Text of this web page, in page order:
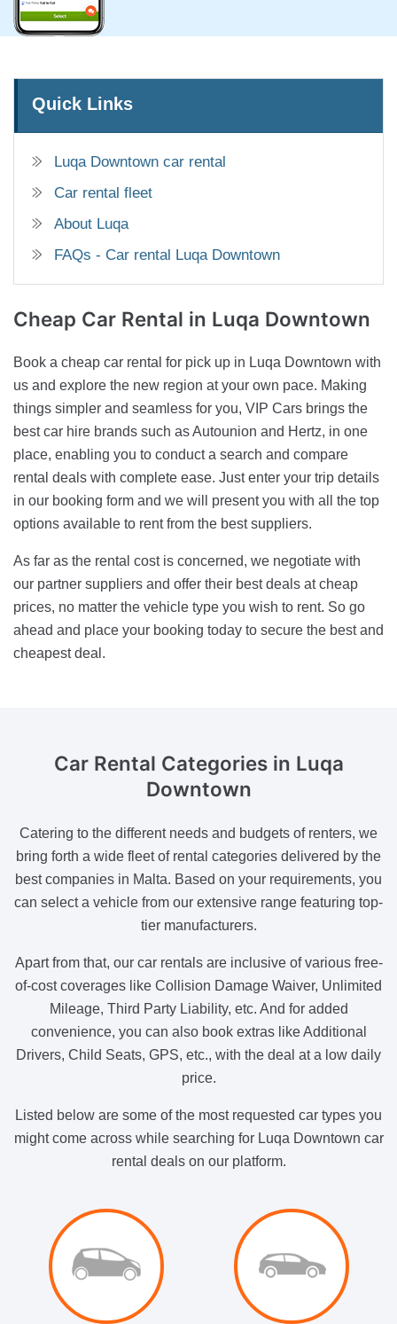
Quick Links
Luqa Downtown car rental
Car rental fleet
About Luqa
FAQs - Car rental Luqa Downtown
Cheap Car Rental in Luqa Downtown
Book a cheap car rental for pick up in Luqa Downtown with
us and explore the new region at your own pace. Making
things simpler and seamless for you, VIP Cars brings the
best car hire brands such as Autounion and Hertz, in one
place, enabling you to conduct a search and compare
rental deals with complete ease. Just enter your trip details
in our booking form and we will present you with all the top
options available to rent from the best suppliers.
As far as the rental cost is concerned, we negotiate with
our partner suppliers and offer their best deals at cheap
prices, no matter the vehicle type you wish to rent. So go
ahead and place your booking today to secure the best and
cheapest deal.
Car Rental Categoriesin Luqa
Downtown
Catering to the different needs and budgets of renters, we
bring forth a wide fleet of rental categories delivered by the
best companies in Malta. Based on your requirements, you
can select a vehicle from our extensive range featuring top-
tier manufacturers.
Apart from that, our car rentals are inclusive of various free-
of-cost coverages like Collision Damage Waiver, Unlimited
Mileage, Third Party Liability, etc. And for added
convenience, you can also book extras like Additional
Drivers, Child Seats, GPS, etc., with the deal at a low daily
price.
Listed below are some of the most requested car types you
might come across while searching for Luqa Downtown car
rental deals on our platform.